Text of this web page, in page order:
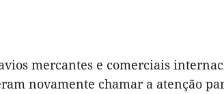
mercantes e comerciais
novamente chamar a atenção